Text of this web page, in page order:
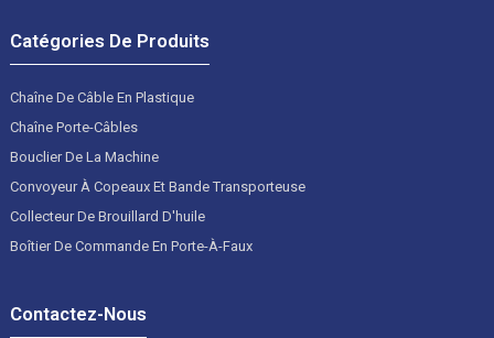
Catégories De Produits
Chaîne De Câble En Plastique
Chaîne Porte-Câbles
Bouclier De La Machine
Convoyeur À Copeaux Et Bande Transporteuse
Collecteur De Brouillard D'huile
Boîtier De Commande En Porte-À-Faux
Contactez-Nous